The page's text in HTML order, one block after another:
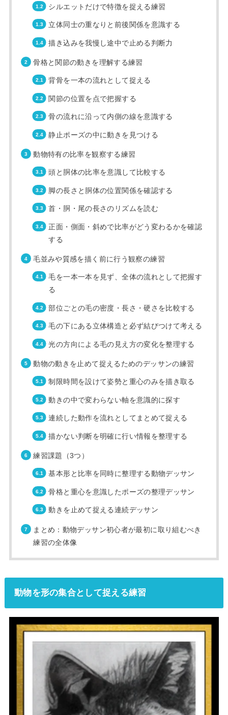
シルエットだけで特徴を捉える練習
立体同士の重なりと前後関係を意識する
描き込みを我慢し途中で止める判断力
骨格と関節の動きを理解する練習
背骨を一本の流れとして捉える
関節の位置を点で把握する
骨の流れに沿って内側の線を意識する
静止ポーズの中に動きを見つける
動物特有の比率を観察する練習
頭と胴体の比率を意識して比較する
脚の長さと胴体の位置関係を確認する
首・胴・尾の長さのリズムを読む
正面・側面・斜めで比率がどう変わるかを確認
する
毛並みや質感を描く前に行う観察の練習
毛を一本一本を見ず、全体の流れとして把握す
る
部位ごとの毛の密度・長さ・硬さを比較する
毛の下にある立体構造と必ず結びつけて考える
光の方向による毛の見え方の変化を整理する
動物の動きを止めて捉えるためのデッサンの練習
制限時間を設けて姿勢と重心のみを描き取る
動きの中で変わらない軸を意識的に探す
連続した動作を流れとしてまとめて捉える
描かない判断を明確に行い情報を整理する
練習課題（3つ）
基本形と比率を同時に整理する動物デッサン
骨格と重心を意識したポーズの整理デッサン
動きを止めて捉える連続デッサン
まとめ：動物デッサン初心者が最初に取り組むべき
練習の全体像
動物を形の集合として捉える練習